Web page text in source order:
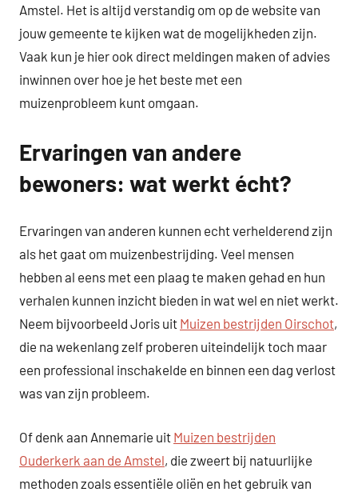
Amstel. Het is altijd verstandig om op de website van
jouw gemeente te kijken wat de mogelijkheden zijn.
Vaak kun je hier ook direct meldingen maken of advies
inwinnen over hoe je het beste met een
muizenprobleem kunt omgaan.
Ervaringen van andere
bewoners: wat werkt écht?
Ervaringen van anderen kunnen echt verhelderend zijn
als het gaat om muizenbestrijding. Veel mensen
hebben al eens met een plaag te maken gehad en hun
verhalen kunnen inzicht bieden in wat wel en niet werkt.
Neem bijvoorbeeld Joris uit Muizen bestrijden Oirschot,
die na wekenlang zelf proberen uiteindelijk toch maar
een professional inschakelde en binnen een dag verlost
was van zijn probleem.
Of denk aan Annemarie uit Muizen bestrijden
Ouderkerk aan de Amstel, die zweert bij natuurlijke
methoden zoals essentiële oliën en het gebruik van